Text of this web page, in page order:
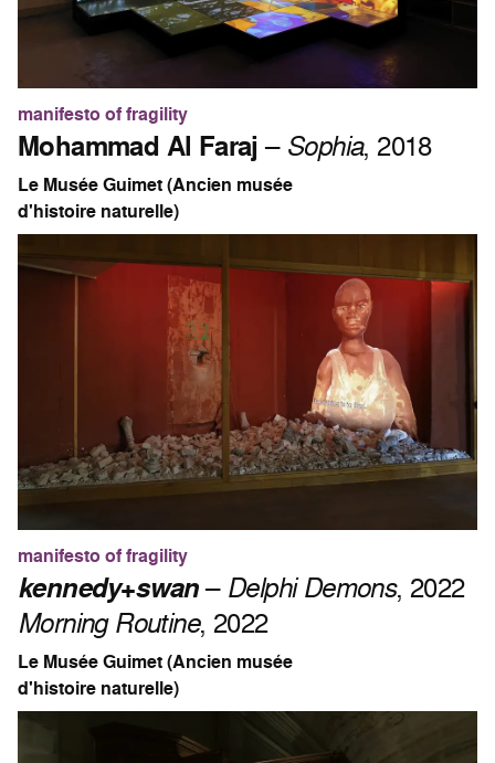
manifesto of fragility
Mohammad Al Faraj – Sophia, 2018
Le Musée Guimet (Ancien musée
d'histoire naturelle)
manifesto of fragility
kennedy+swan– Delphi Demons, 2022
Morning Routine, 2022
Le Musée Guimet (Ancien musée
d'histoire naturelle)